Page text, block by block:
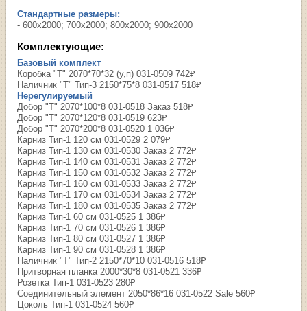
Стандартные размеры:
- 600х2000; 700х2000; 800х2000; 900х2000
Комплектующие:
Базовый комплект
Коробка "Т" 2070*70*32 (у,п) 031-0509 742₽
Наличник "Т" Тип-3 2150*75*8 031-0517 518₽
Нерегулируемый
Добор "Т" 2070*100*8 031-0518 Заказ 518₽
Добор "Т" 2070*120*8 031-0519 623₽
Добор "Т" 2070*200*8 031-0520 1 036₽
Карниз Тип-1 120 см 031-0529 2 079₽
Карниз Тип-1 130 см 031-0530 Заказ 2 772₽
Карниз Тип-1 140 см 031-0531 Заказ 2 772₽
Карниз Тип-1 150 см 031-0532 Заказ 2 772₽
Карниз Тип-1 160 см 031-0533 Заказ 2 772₽
Карниз Тип-1 170 см 031-0534 Заказ 2 772₽
Карниз Тип-1 180 см 031-0535 Заказ 2 772₽
Карниз Тип-1 60 см 031-0525 1 386₽
Карниз Тип-1 70 см 031-0526 1 386₽
Карниз Тип-1 80 см 031-0527 1 386₽
Карниз Тип-1 90 см 031-0528 1 386₽
Наличник "Т" Тип-2 2150*70*10 031-0516 518₽
Притворная планка 2000*30*8 031-0521 336₽
Розетка Тип-1 031-0523 280₽
Соединительный элемент 2050*86*16 031-0522 Sale 560₽
Цоколь Тип-1 031-0524 560₽